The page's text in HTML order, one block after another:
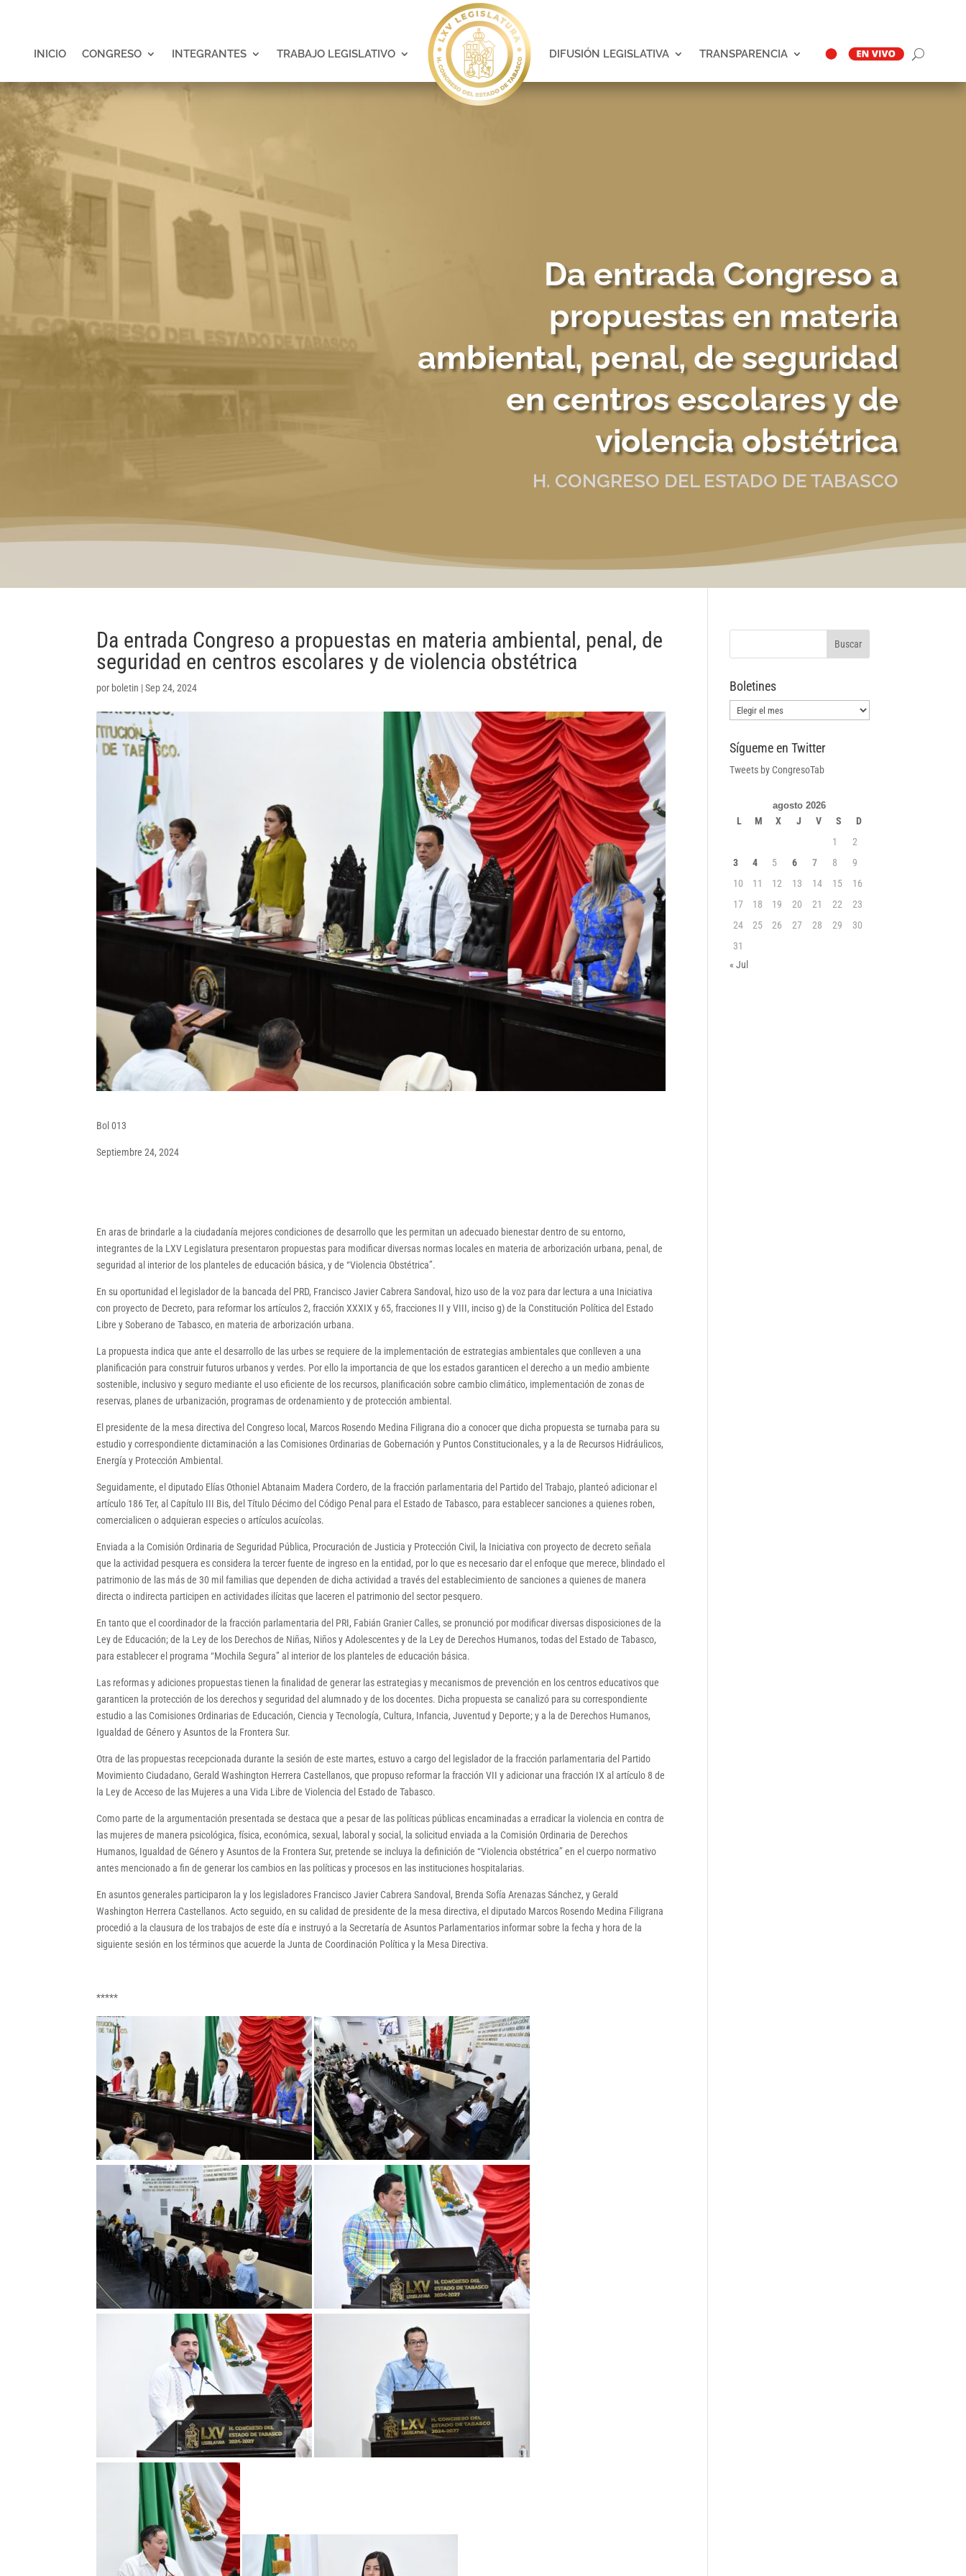
INICIO CONGRESO INTEGRANTES TRABAJO LEGISLATIVO DIFUSIÓN LEGISLATIVA TRANSPARENCIA
Da entrada Congreso a
propuestas en materia
ambiental, penal, de seguridad
en centros escolares y de
violencia obstétrica
H. CONGRESO DEL ESTADO DE TABASCO
Da entrada Congreso a propuestas en materia ambiental, penal, de
seguridad en centros escolares y de violencia obstétrica
por boletin |Sep 24, 2024
Bol 013
Septiembre 24, 2024
En aras de brindarle a la ciudadanía mejores condiciones de desarrollo que les permitan un adecuado bienestar dentro de su entorno,
integrantes de la LXV Legislatura presentaron propuestas para modificar diversas normas locales en materia de arborización urbana, penal, de
seguridad al interior de los planteles de educación básica, y de “Violencia Obstétrica”.
En su oportunidad el legislador de la bancada del PRD, Francisco Javier Cabrera Sandoval, hizo uso de la voz para dar lectura a una Iniciativa
con proyecto de Decreto, para reformar los artículos 2, fracción XXXIX y 65, fracciones II y VIII, inciso g) de la Constitución Política del Estado
Libre y Soberano de Tabasco, en materia de arborización urbana.
La propuesta indica que ante el desarrollo de las urbes se requiere de la implementación de estrategias ambientales que conlleven a una
planificación para construir futuros urbanos y verdes. Por ello la importancia de que los estados garanticen el derecho a un medio ambiente
sostenible, inclusivo y seguro mediante el uso eficiente de los recursos, planificación sobre cambio climático, implementación de zonas de
reservas, planes de urbanización, programas de ordenamiento y de protección ambiental.
El presidente de la mesa directiva del Congreso local, Marcos Rosendo Medina Filigrana dio a conocer que dicha propuesta se turnaba para su
estudio y correspondiente dictaminación a las Comisiones Ordinarias de Gobernación y Puntos Constitucionales, y a la de Recursos Hidráulicos,
Energía y Protección Ambiental.
Seguidamente, el diputado Elías Othoniel Abtanaim Madera Cordero, de la fracción parlamentaria del Partido del Trabajo, planteó adicionar el
artículo 186 Ter, al Capítulo III Bis, del Título Décimo del Código Penal para el Estado de Tabasco, para establecer sanciones a quienes roben,
comercialicen o adquieran especies o artículos acuícolas.
Enviada a la Comisión Ordinaria de Seguridad Pública, Procuración de Justicia y Protección Civil, la Iniciativa con proyecto de decreto señala
que la actividad pesquera es considera la tercer fuente de ingreso en la entidad, por lo que es necesario dar el enfoque que merece, blindado el
patrimonio de las más de 30 mil familias que dependen de dicha actividad a través del establecimiento de sanciones a quienes de manera
directa o indirecta participen en actividades ilícitas que laceren el patrimonio del sector pesquero.
En tanto que el coordinador de la fracción parlamentaria del PRI, Fabián Granier Calles, se pronunció por modificar diversas disposiciones de la
Ley de Educación; de la Ley de los Derechos de Niñas, Niños y Adolescentes y de la Ley de Derechos Humanos, todas del Estado de Tabasco,
para establecer el programa “Mochila Segura” al interior de los planteles de educación básica.
Las reformas y adiciones propuestas tienen la finalidad de generar las estrategias y mecanismos de prevención en los centros educativos que
garanticen la protección de los derechos y seguridad del alumnado y de los docentes. Dicha propuesta se canalizó para su correspondiente
estudio a las Comisiones Ordinarias de Educación, Ciencia y Tecnología, Cultura, Infancia, Juventud y Deporte; y a la de Derechos Humanos,
Igualdad de Género y Asuntos de la Frontera Sur.
Otra de las propuestas recepcionada durante la sesión de este martes, estuvo a cargo del legislador de la fracción parlamentaria del Partido
Movimiento Ciudadano, Gerald Washington Herrera Castellanos, que propuso reformar la fracción VII y adicionar una fracción IX al artículo 8 de
la Ley de Acceso de las Mujeres a una Vida Libre de Violencia del Estado de Tabasco.
Como parte de la argumentación presentada se destaca que a pesar de las políticas públicas encaminadas a erradicar la violencia en contra de
las mujeres de manera psicológica, física, económica, sexual, laboral y social, la solicitud enviada a la Comisión Ordinaria de Derechos
Humanos, Igualdad de Género y Asuntos de la Frontera Sur, pretende se incluya la definición de “Violencia obstétrica” en el cuerpo normativo
antes mencionado a fin de generar los cambios en las políticas y procesos en las instituciones hospitalarias.
En asuntos generales participaron la y los legisladores Francisco Javier Cabrera Sandoval, Brenda Sofía Arenazas Sánchez, y Gerald
Washington Herrera Castellanos. Acto seguido, en su calidad de presidente de la mesa directiva, el diputado Marcos Rosendo Medina Filigrana
procedió a la clausura de los trabajos de este día e instruyó a la Secretaría de Asuntos Parlamentarios informar sobre la fecha y hora de la
siguiente sesión en los términos que acuerde la Junta de Coordinación Política y la Mesa Directiva.
*****
Boletines
Boletines
Sígueme en Twitter
Tweets by CongresoTab
agosto 2026
L M X J V S
D
1
2
3
4 5 6 7 8
9
10
11 12 13 14 15
16
17
18 19 20 21 22
23
24
25 26 27 28 29
30
31
« Jul